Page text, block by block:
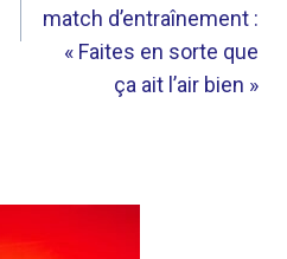
match d’entraînement :
« Faites en sorte que
ça ait l’air bien »